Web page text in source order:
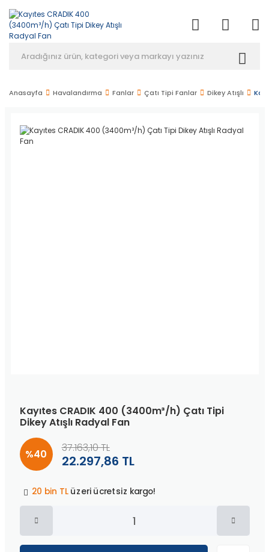
Anasayfa Havalandırma Fanlar Çatı Tipi Fanlar Dikey Atışlı
Kayıtes CRADIK 400 (3400m³/h) Çatı Tipi
Dikey Atışlı Radyal Fan
%40 22.297,86 TL
37.163,10 TL
20 bin TLüzeri ücretsiz kargo!
40 bin TL
Peşin fiyatına
üzeri ücretsiz kargo!